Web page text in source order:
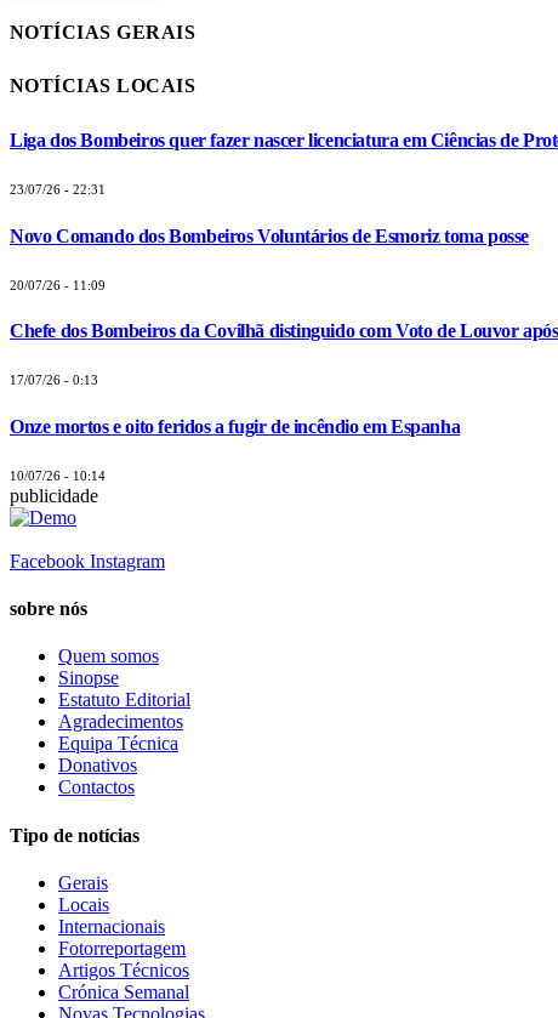
NOTÍCIAS GERAIS
NOTÍCIAS LOCAIS
Liga dos Bombeiros quer fazer nascer licenciatura em Ciências de
23/07/26 - 22:31
Novo Comando dos Bombeiros Voluntários de Esmoriz toma posse
20/07/26 - 11:09
Chefe dos Bombeiros da Covilhã distinguido com Voto de Louvor
17/07/26 - 0:13
Onze mortos e oito feridos a fugir de incêndio em Espanha
10/07/26 - 10:14
publicidade
Facebook Instagram
sobre nós
Quem somos
Sinopse
Estatuto Editorial
Agradecimentos
Equipa Técnica
Donativos
Contactos
Tipo de notícias
Gerais
Locais
Internacionais
Fotorreportagem
Artigos Técnicos
Crónica Semanal
Novas Tecnologias